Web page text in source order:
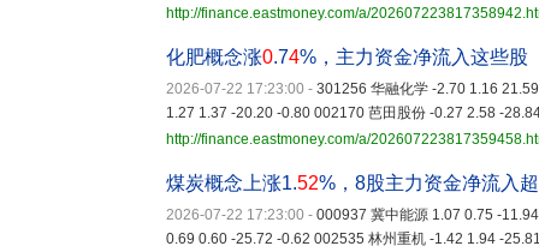
http://finance.eastmoney.com/a/
化肥概念涨0.74%，主力资金净流入这些股
2026-07-22 17:23:00 - 301256 华融化学 -2.70 1.16
1.27 1.37 -20.20 -0.80 002170 芭田股份 -0.27 2.58 -
http://finance.eastmoney.com/a/
煤炭概念上涨1.52%，8股主力资金净流入超
2026-07-22 17:23:00 - 000937 冀中能源 1.07 0.75 -
0.69 0.60 -25.72 -0.62 002535 林州重机 -1.42 1.94 -